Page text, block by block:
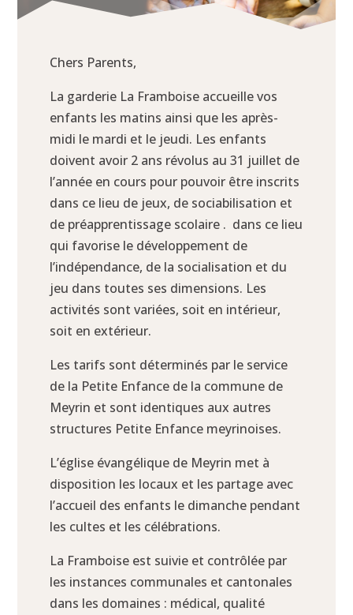
Chers Parents,
La garderie La Framboise accueille vos
enfants les matins ainsi que les après-
midi le mardi et le jeudi. Les enfants
doivent avoir 2 ans révolus au 31 juillet de
l’année en cours pour pouvoir être inscrits
dans ce lieu de jeux, de sociabilisation et
de préapprentissage scolaire . dans ce lieu
qui favorise le développement de
l’indépendance, de la socialisation et du
jeu dans toutes ses dimensions. Les
activités sont variées, soit en intérieur,
soit en extérieur.
Les tarifs sont déterminés par le service
de la Petite Enfance de la commune de
Meyrin et sont identiques aux autres
structures Petite Enfance meyrinoises.
L’église évangélique de Meyrin met à
disposition les locaux et les partage avec
l’accueil des enfants le dimanche pendant
les cultes et les célébrations.
La Framboise est suivie et contrôlée par
les instances communales et cantonales
dans les domaines : médical, qualité